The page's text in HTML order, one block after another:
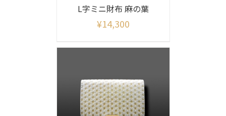
L字ミニ財布 麻の葉
¥14,300